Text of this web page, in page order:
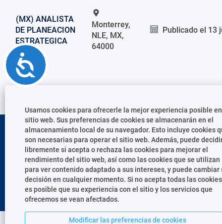
Accessibility
Usamos cookies para ofrecerle la mejor experiencia posible
sitio web. Sus preferencias de cookies se almacenarán en el
almacenamiento local de su navegador. Esto incluye cookies
son necesarias para operar el sitio web. Además, puede
libremente si acepta o rechaza las cookies para mejorar el
rendimiento del sitio web, así como las cookies que se utilizan
para ver contenido adaptado a sus intereses, y puede cambiar
decisión en cualquier momento. Si no acepta todas las
es posible que su experiencia con el sitio y los servicios que
ofrecemos se vean afectados.
Modificar las preferencias de cookies
(MX) ANALISTA
DE PLANEACION
ESTRATEGICA
Monterrey,
NLE, MX,
64000
Publicado el 13
Copyright © 2020, CEMEX International Holding AG. Todos los
derechos reservados.
cemex.com
Política de Cookies
¡Síguenos!
S
e
a
b
r
e
e
S
e
a
b
r
e
e
S
e
a
e
e
S
e
a